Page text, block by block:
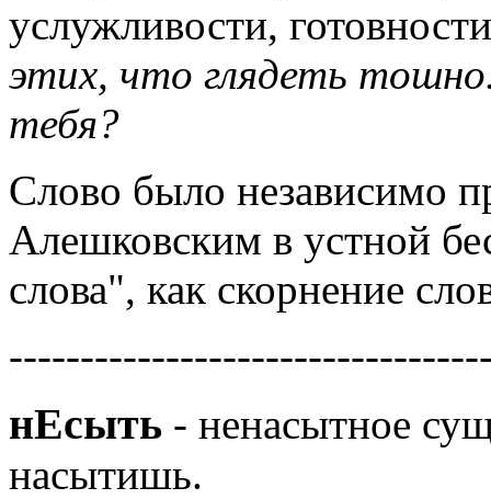
услужливости,
этих, что глядеть
тебя?
Слово было независимо
Алешковским в устной
слова", как скорнение
нЕсыть - ненасытное
насытишь.